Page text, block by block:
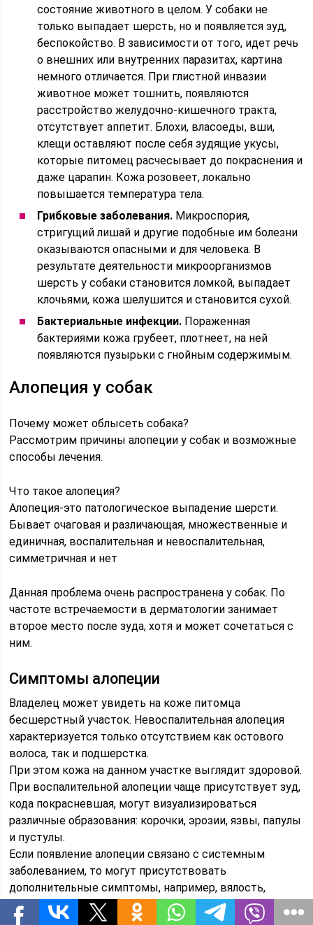
состояние животного в целом. У собаки не
только выпадает шерсть, но и появляется зуд,
беспокойство. В зависимости от того, идет речь
о внешних или внутренних паразитах, картина
немного отличается. При глистной инвазии
животное может тошнить, появляются
расстройство желудочно-кишечного тракта,
отсутствует аппетит. Блохи, власоеды, вши,
клещи оставляют после себя зудящие укусы,
которые питомец расчесывает до покраснения и
даже царапин. Кожа розовеет, локально
повышается температура тела.
Грибковые заболевания. Микроспория,
стригущий лишай и другие подобные им болезни
оказываются опасными и для человека. В
результате деятельности микроорганизмов
шерсть у собаки становится ломкой, выпадает
клочьями, кожа шелушится и становится сухой.
Бактериальные инфекции. Пораженная
бактериями кожа грубеет, плотнеет, на ней
появляются пузырьки с гнойным содержимым.
Алопеция у собак
Почему может облысеть собака?
Рассмотрим причины алопеции у собак и возможные
способы лечения.
Что такое алопеция?
Алопеция-это патологическое выпадение шерсти.
Бывает очаговая и различающая, множественные и
единичная, воспалительная и невоспалительная,
симметричная и нет
Данная проблема очень распространена у собак. По
частоте встречаемости в дерматологии занимает
второе место после зуда, хотя и может сочетаться с
ним.
Симптомы алопеции
Владелец может увидеть на коже питомца
бесшерстный участок. Невоспалительная алопеция
характеризуется только отсутствием как остового
волоса, так и подшерстка.
При этом кожа на данном участке выглядит здоровой.
При воспалительной алопеции чаще присутствует зуд,
кода покрасневшая, могут визуализироваться
различные образования: корочки, эрозии, язвы, папулы
и пустулы.
Если появление алопеции связано с системным
заболеванием, то могут присутствовать
дополнительные симптомы, например, вялость,
снижение аппетита.